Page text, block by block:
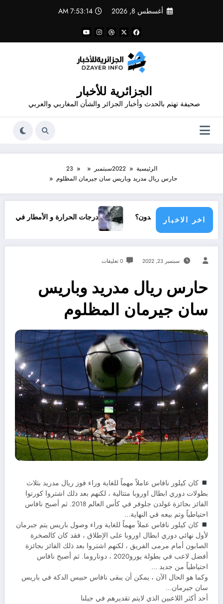
أغسطس 8, 2026 7:53:14 AM
الجزائرية للأخبار
صحيفة تهتم بالحدث وأخبار الجزائر والشأن المغاربي والعربي
الرئيسية 2022سبتمبر
23
حارس ريال مدريد وباريس سان جيرمان المظلوم
اخر الاخبار
دولي يناشدون؟ درجات الحرارة و الأمطار في سبتمبر 2026 في الجزائر
سبتمبر 23, 2022 0 تعليقات
حارس ريال مدريد وباريس
سان جيرمان المظلوم
كان كيلور نافاس عاملاً مهماً للغاية وراء فوز ريال مدريد بثلاث
بطولات دوري ابطال اوروبا متتالية ، لكنهم بعد ذلك اشتروا كورتوا
الفائز بجائزة غولدن جلوفر في كأس العالم 2018. ثم أصبح نافاس
احتياطياً وتم بيعه في النهاية…
كان كيلور نافاس عملاً مهماً للغاية وراء وصول باريس يتم جبرمان
لأول نهائي دوري ابطال اوروبا على الإطلاق ، فقد كان كالصخرة
الصابون أمام مرمى الفريق ، لكنهم اشتروا بعد ذلك الفائز بجائزة
أفضل لاعب في بطولة يورو2020 ، دوناروما. ثم أصبح نافاس
احتياطياً من جديد …
وكما هو الحال الآن ، يمكن أن يبقى نافاس حبيس الدكة في باريس
سان جيرمان…
أحد أكثر اللاعبين الذي لايتم تقديرهم في جيلنا